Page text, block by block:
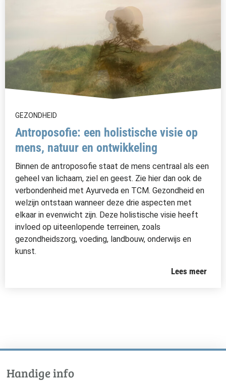
GEZONDHEID
Antroposofie: een holistische visie op
mens, natuur en ontwikkeling
Binnen de antroposofie staat de mens centraal als een
geheel van lichaam, ziel en geest. Zie hier dan ook de
verbondenheid met Ayurveda en TCM. Gezondheid en
welzijn ontstaan wanneer deze drie aspecten met
elkaar in evenwicht zijn. Deze holistische visie heeft
invloed op uiteenlopende terreinen, zoals
gezondheidszorg, voeding, landbouw, onderwijs en
kunst.
Lees meer
Handige info